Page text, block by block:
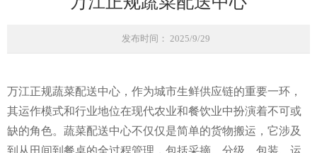
发布时间： 2025/9/29
万江正规蔬菜配送中心，作为城市生鲜供应链的重要一环，
其运作模式和行业地位在现代农业和餐饮业中扮演着不可或
缺的角色。蔬菜配送中心不仅仅是简单的货物搬运，它涉及
到从田间到餐桌的全过程管理，包括采摘、分级、包装、运